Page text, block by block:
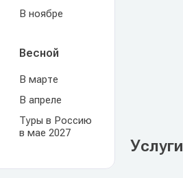
В ноябре
Весной
В марте
В апреле
Туры в Россию
в мае 2027